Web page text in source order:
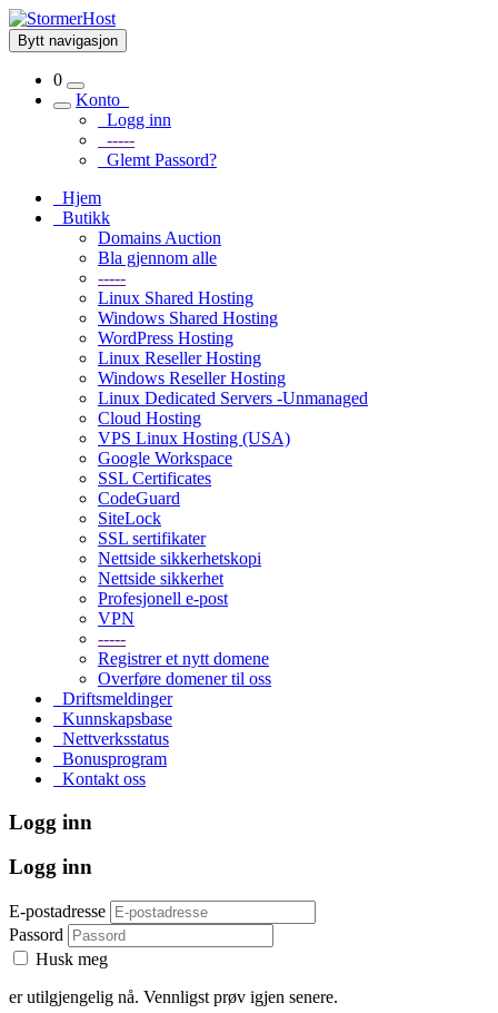
Bytt navigasjon
0
Konto
Logg inn
-----
Glemt Passord?
Hjem
Butikk
Domains Auction
Bla gjennom alle
-----
Linux Shared Hosting
Windows Shared Hosting
WordPress Hosting
Linux Reseller Hosting
Windows Reseller Hosting
Linux Dedicated Servers -Unmanaged
Cloud Hosting
VPS Linux Hosting (USA)
Google Workspace
SSL Certificates
CodeGuard
SiteLock
SSL sertifikater
Nettside sikkerhetskopi
Nettside sikkerhet
Profesjonell e-post
VPN
-----
Registrer et nytt domene
Overføre domener til oss
Driftsmeldinger
Kunnskapsbase
Nettverksstatus
Bonusprogram
Kontakt oss
Logg inn
Logg inn
E-postadresse
Passord
Husk meg
er utilgjengelig nå. Vennligst prøv igjen senere.